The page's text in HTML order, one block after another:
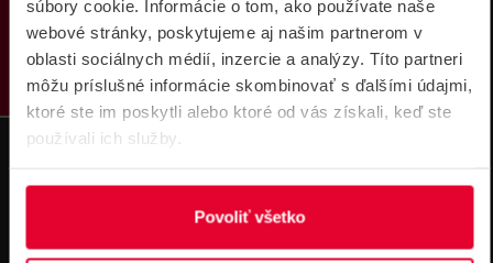
súbory cookie. Informácie o tom, ako používate naše
webové stránky, poskytujeme aj našim partnerom v
oblasti sociálnych médií, inzercie a analýzy. Títo partneri
môžu príslušné informácie skombinovať s ďalšími údajmi,
ktoré ste im poskytli alebo ktoré od vás získali, keď ste
používali ich služby.
Povoliť všetko
PRODUKTY